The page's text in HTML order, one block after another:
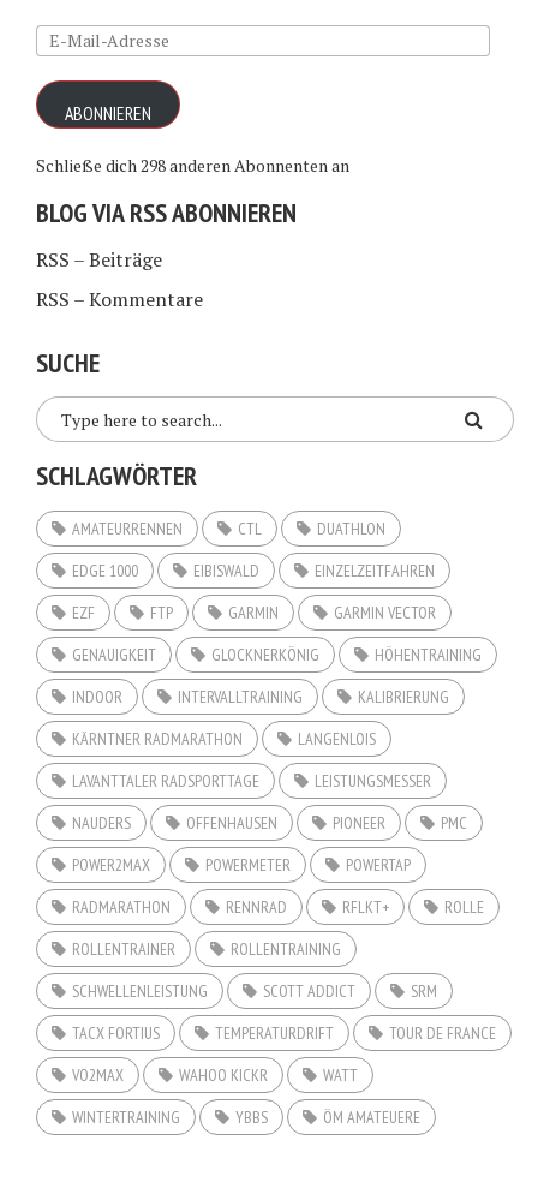
E-
Mail-
Adresse
ABONNIEREN
Schließe dich 298 anderen Abonnenten an
BLOG VIA RSS ABONNIEREN
RSS – Beiträge
RSS – Kommentare
SUCHE
SCHLAGWÖRTER
AMATEURRENNEN CTL
DUATHLON
EDGE 1000
EIBISWALD
EINZELZEITFAHREN
EZF
FTP GARMIN
GARMIN VECTOR
GENAUIGKEIT
GLOCKNERKÖNIG
HÖHENTRAINING
INDOOR
INTERVALLTRAINING
KALIBRIERUNG
KÄRNTNER RADMARATHON
LANGENLOIS
LAVANTTALER RADSPORTTAGE
LEISTUNGSMESSER
NAUDERS
OFFENHAUSEN PIONEER
PMC
POWER2MAX
POWERMETER
POWERTAP
RADMARATHON
RENNRAD RFLKT+
ROLLE
ROLLENTRAINER
ROLLENTRAINING
SCHWELLENLEISTUNG
SCOTT ADDICT
SRM
TACX FORTIUS
TEMPERATURDRIFT
TOUR DE FRANCE
VO2MAX
WAHOO KICKR
WATT
WINTERTRAINING
YBBS ÖM AMATEUERE